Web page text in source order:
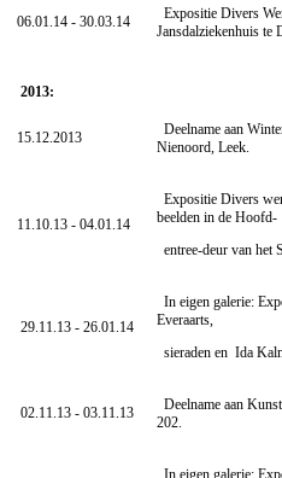
06.01.14 - 30.03.14
Expositie Divers
Jansdalziekenhuis te
2013:
15.12.2013
Deelname aan
Nienoord, Leek.
11.10.13 - 04.01.14
Expositie Divers
beelden in de Hoofd-
entree-deur van het
29.11.13 - 26.01.14
In eigen galerie:
Everaarts,
sieraden en Ida
02.11.13 - 03.11.13
Deelname aan
202.